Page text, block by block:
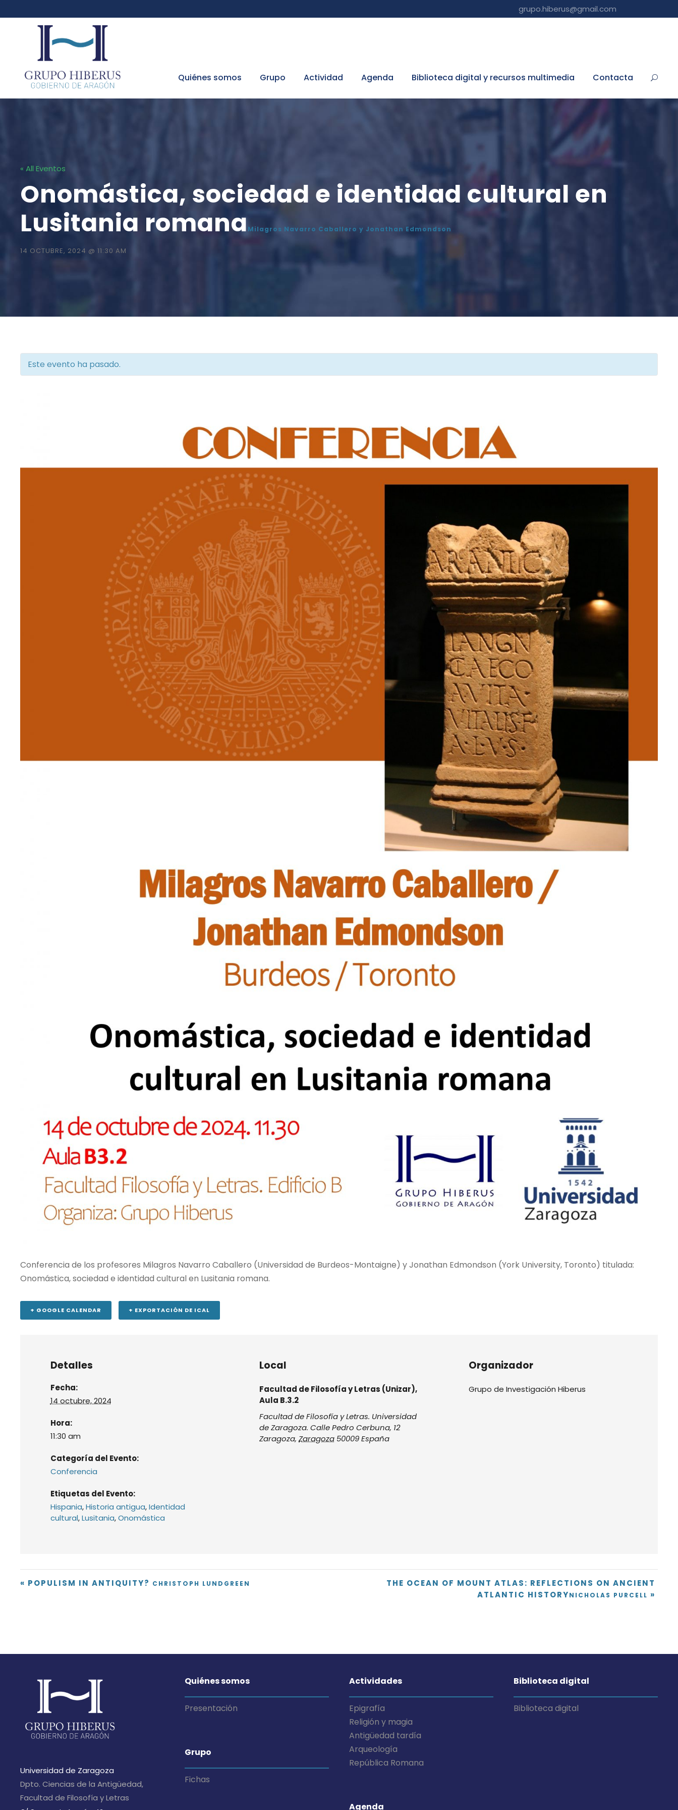
grupo.hiberus@gmail.com
Quiénes somos Grupo Actividad Agenda Biblioteca digital y recursos multimedia Contacta
« All Eventos
Onomástica, sociedad e identidad cultural en
Lusitania romanaMilagros Navarro Caballero y Jonathan Edmondson
14 OCTUBRE, 2024 @ 11:30 AM
Este evento ha pasado.
Conferencia de los profesores Milagros Navarro Caballero (Universidad de Burdeos-Montaigne) y Jonathan Edmondson (York University, Toronto) titulada:
Onomástica, sociedad e identidad cultural en Lusitania romana.
+ GOOGLE CALENDAR + EXPORTACIÓN DE ICAL
Detalles
Fecha:
14 octubre, 2024
Hora:
11:30 am
Categoría del Evento:
Conferencia
Etiquetas del Evento:
Hispania,Historia antigua,Identidad
cultural,Lusitania,Onomástica
Local
Facultad de Filosofía y Letras (Unizar),
Aula B.3.2
Facultad de Filosofía y Letras. Universidad
de Zaragoza. Calle Pedro Cerbuna, 12
Zaragoza, Zaragoza 50009 España
Organizador
Grupo de Investigación Hiberus
« POPULISM IN ANTIQUITY? CHRISTOPH LUNDGREEN
THE OCEAN OF MOUNT ATLAS: REFLECTIONS ON ANCIENT
ATLANTIC HISTORYNICHOLAS PURCELL »
Universidad de Zaragoza
Dpto. Ciencias de la Antigüedad,
Facultad de Filosofía y Letras
Quiénes somos
Presentación
Grupo
Fichas
Actividades
Epigrafía
Religión y magia
Antigüedad tardía
Arqueología
República Romana
Agenda
Biblioteca digital
Biblioteca digital